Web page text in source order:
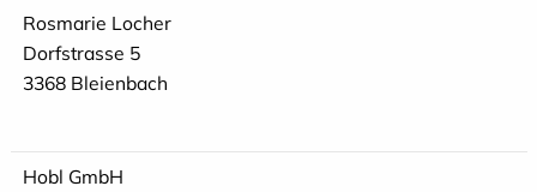
Rosmarie Locher
Dorfstrasse 5
3368 Bleienbach
Hobl GmbH